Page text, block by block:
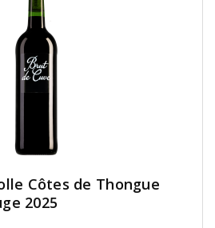
Côtes de Thongue
2025